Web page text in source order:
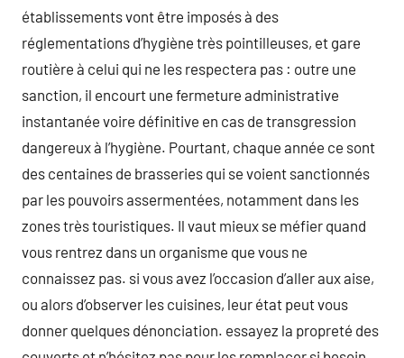
établissements vont être imposés à des
réglementations d’hygiène très pointilleuses, et gare
routière à celui qui ne les respectera pas : outre une
sanction, il encourt une fermeture administrative
instantanée voire définitive en cas de transgression
dangereux à l’hygiène. Pourtant, chaque année ce sont
des centaines de brasseries qui se voient sanctionnés
par les pouvoirs assermentées, notamment dans les
zones très touristiques. Il vaut mieux se méfier quand
vous rentrez dans un organisme que vous ne
connaissez pas. si vous avez l’occasion d’aller aux aise,
ou alors d’observer les cuisines, leur état peut vous
donner quelques dénonciation. essayez la propreté des